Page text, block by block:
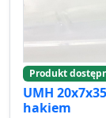
Produkt
UMH
hakiem